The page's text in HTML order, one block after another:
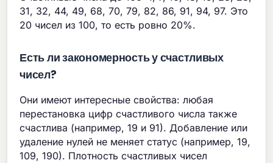
31, 32, 44, 49, 68, 70, 79, 82, 86, 91, 94, 97. Это
20 чисел из 100, то есть ровно 20%.
Есть ли закономерность у счастливых
чисел?
Они имеют интересные свойства: любая
перестановка цифр счастливого числа также
счастлива (например, 19 и 91). Добавление или
удаление нулей не меняет статус (например, 19,
109, 190). Плотность счастливых чисел